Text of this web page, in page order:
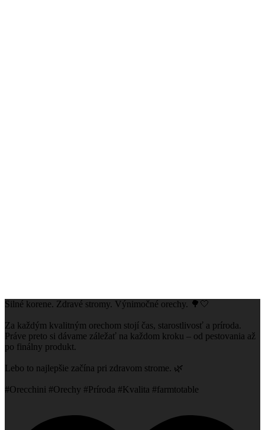
Silné korene. Zdravé stromy. Výnimočné orechy. 🌳🤍
Za každým kvalitným orechom stojí čas, starostlivosť a príroda.
Práve preto si dávame záležať na každom kroku – od pestovania až
po finálny produkt.
Lebo to najlepšie začína pri zdravom strome. 🌿
#Orecchini #Orechy #Príroda #Kvalita #farmtotable